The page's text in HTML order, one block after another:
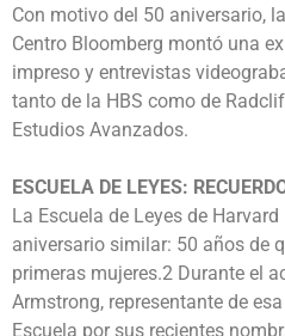
Con motivo del 50 aniversario,
Centro Bloomberg montó una
impreso y entrevistas
tanto de la HBS como de
Estudios Avanzados.
ESCUELA DE LEYES:
La Escuela de Leyes de
aniversario similar: 50 años de
primeras mujeres.2 Durante el
Armstrong, representante de
Escuela por sus recientes